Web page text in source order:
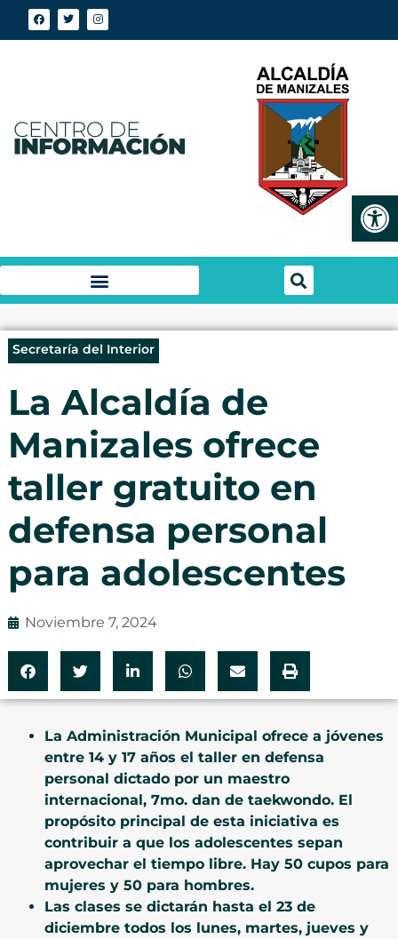
Secretaría del Interior
La Alcaldía de
Manizales ofrece
taller gratuito en
defensa personal
para adolescentes
Noviembre 7, 2024
La Administración Municipal ofrece a jóvenes
entre 14 y 17 años el taller en defensa
personal dictado por un maestro
internacional, 7mo. dan de taekwondo. El
propósito principal de esta iniciativa es
contribuir a que los adolescentes sepan
aprovechar el tiempo libre. Hay 50 cupos para
mujeres y 50 para hombres.
Las clases se dictarán hasta el 23 de
diciembre todos los lunes, martes, jueves y